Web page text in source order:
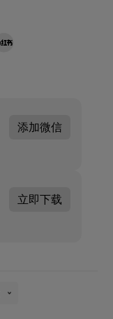
添加微信
立即下载